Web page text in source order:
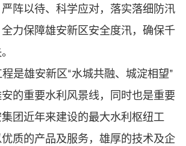
阵以待、科学应对，落实落细防汛
力保障雄安新区安全度汛，确保千
是雄安新区“水城共融、城淀相望”
的重要水利风景线，同时也是重要
团近年来建设的最大水利枢纽工
质的产品及服务，雄厚的技术及企